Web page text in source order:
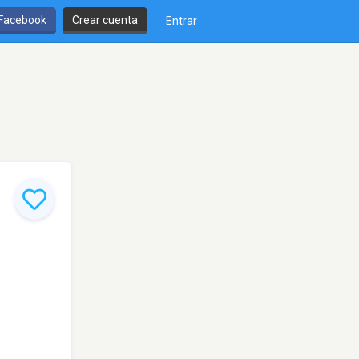
Crear cuenta Entrar